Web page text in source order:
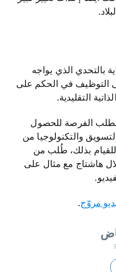
بالتحدي الذي يواجه
التوظيف في الحكم على
التقليدية.
الفرصة للحصول
والتكنولوجيا من
بذلك، طُلب من
هاشتاج مع مثال على
مروّج.